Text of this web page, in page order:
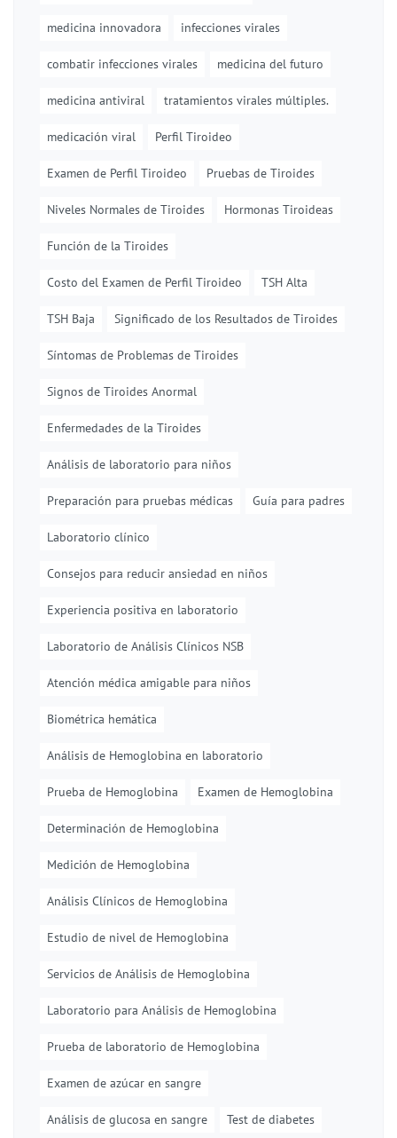
medicina innovadora infecciones virales
combatir infecciones virales medicina del futuro
medicina antiviral tratamientos virales múltiples.
medicación viral Perfil Tiroideo
Examen de Perfil Tiroideo Pruebas de Tiroides
Niveles Normales de Tiroides Hormonas Tiroideas
Función de la Tiroides
Costo del Examen de Perfil Tiroideo TSH Alta
TSH Baja Significado de los Resultados de Tiroides
Síntomas de Problemas de Tiroides
Signos de Tiroides Anormal
Enfermedades de la Tiroides
Análisis de laboratorio para niños
Preparación para pruebas médicas Guía para padres
Laboratorio clínico
Consejos para reducir ansiedad en niños
Experiencia positiva en laboratorio
Laboratorio de Análisis Clínicos NSB
Atención médica amigable para niños
Biométrica hemática
Análisis de Hemoglobina en laboratorio
Prueba de Hemoglobina Examen de Hemoglobina
Determinación de Hemoglobina
Medición de Hemoglobina
Análisis Clínicos de Hemoglobina
Estudio de nivel de Hemoglobina
Servicios de Análisis de Hemoglobina
Laboratorio para Análisis de Hemoglobina
Prueba de laboratorio de Hemoglobina
Examen de azúcar en sangre
Análisis de glucosa en sangre Test de diabetes